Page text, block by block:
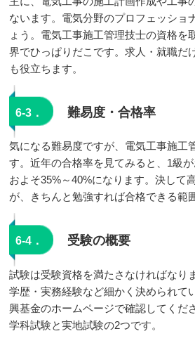
ないます。電気分野のプロフェッショ
ょう。電気工事施工管理技士の資格を
界でひっぱりだこです。求人・就職だ
も役立ちます。
6-3． 難易度・合格率
気になる難易度ですが、電気工事施工
す。近年の合格率を見てみると、1級
およそ35%～40%になります。決して
が、きちんと勉強すれば合格できる範
6-4． 受験の概要
試験は受験資格を満たさなければなり
学歴・実務経験など細かく決められて
興基金のホームページで確認してくだ
学科試験と実地試験の2つです。